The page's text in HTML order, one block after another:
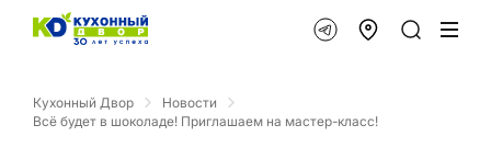
Кухонный Двор
Новости
Всё будет в шоколаде! Приглашаем на мастер-класс!